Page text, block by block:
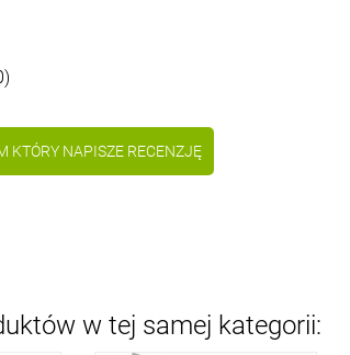
KTÓRY NAPISZE RECENZJĘ
w tej samej kategorii: